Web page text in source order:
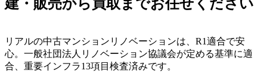
建・販売から買取までお任せください
リアルの中古マンションリノベーションは、R1適合で安
心。一般社団法人リノベーション協議会が定める基準に適
合、重要インフラ13項目検査済みです。